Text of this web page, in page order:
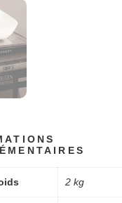
2 kg